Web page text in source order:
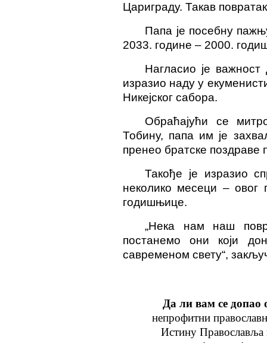
Цариграду. Такав
Папа је посебну
2033. године – 2000.
Нагласио је
изразио наду у екумен
Никејског сабора.
Обраћајући се
Тобину, папа им је
пренео братске поздраве
Такође је изразио
неколико месеци – овог
годишњице.
„Нека нам наш
постанемо они који
савременом свету“,
Да ли вам се допао
непрофитни
Истину